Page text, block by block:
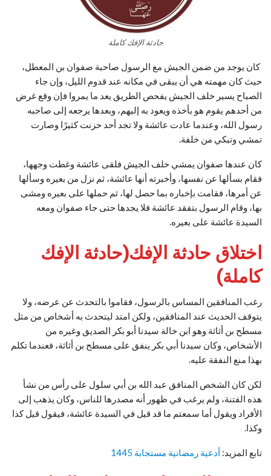
حادثة الإفك كاملة
كان يوجد من ضمن الجيش مع الرسول صاحبة صفوان بن المعطل،
حيث كان مهمته هي أن يبقى في مكانه عند قدوم الليل، وإن جاء
الصباح يسير خلف الجيش يفحص الطريق يعد ما يمروا فإن وقع غرض
من أحدهم يقوم هو بأخذه ويعود به إليهم، وبعدها يرجعه إلى صاحبه
رسول الله، وعندما عادت عائشة ولا تجد أحد حزنت كثيرًا وصارت
تمشي وتبكي من خلفة.
كان عندها صفوان يمشي خلف الجيش فلقى عائشة وغطت وجهها،
فقام بسألها عن نفسها، وأخبرته أنها عائشة، ثم نزل من بعيره وسألها
عن أمرها، فقامت بإخباره بما حصل لها، ثم حملها على بعيره ومشى
بها، وقام الرسول بتفقد عائشة فلا يجدها حتى جاء صفوان ومعه
السيدة عائشة على بعيره.
اختلاق حادثة الإفك(حادثة الإفك
كاملة)
رغب المنافقين المساس بالرسول، فقاموا بالتحدث عن عرضه، ولا
يتوقف الحديث عند المنافقين، ولكن امتد ليتحدث به أشخاص من مثل
مسطح بن أثاثة وهو ابن خالة سيدنا أبو بكر الصديق وغيره من
الأشخاص، وكان سيدنا أبي بكر ينفق على مسطح بن أثاثة، فعندما تكلم
بهذا منع النفقة عليه.
لكن كان الشخص المنافق عبد الله بن أبي سلول على رأس من نشأ
هذه الفتنة، ولم يرغب في ظهور أنه مصدرها للناس، وكان يذهب إلى
الأفراد ويقول أما سمعتم ما قد قيل في السيدة عائشة، فيقول قيل كذا
وكذا.
تابع المزيد: أدعية رمضانية مستجابة 1445